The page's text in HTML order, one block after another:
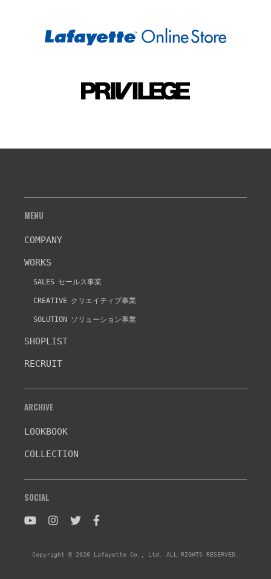
MENU
COMPANY
WORKS
SALES セールス事業
CREATIVE クリエイティブ事業
SOLUTION ソリューション事業
SHOPLIST
RECRUIT
ARCHIVE
LOOKBOOK
COLLECTION
SOCIAL
Copyright © 2026 Lafayette Co., Ltd. ALL RIGHTS RESERVED.